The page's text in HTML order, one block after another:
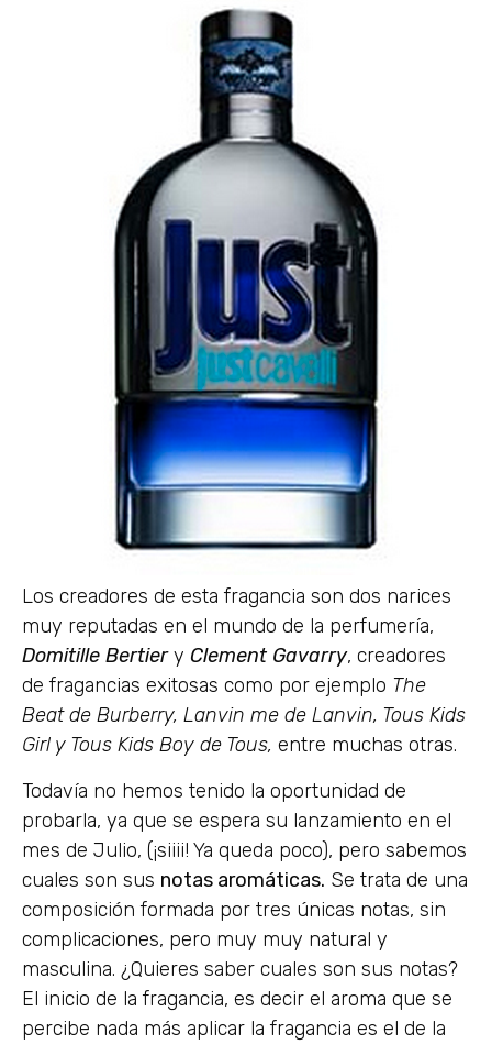
Los creadores de esta fragancia son dos narices
muy reputadas en el mundo de la perfumería,
Domitille Bertiery Clement Gavarry, creadores
de fragancias exitosas como por ejemplo The
Beat de Burberry, Lanvin me de Lanvin, Tous Kids
Girl y Tous Kids Boy de Tous, entre muchas otras.
Todavía no hemos tenido la oportunidad de
probarla, ya que se espera su lanzamiento en el
mes de Julio, (¡siiii! Ya queda poco), pero sabemos
cuales son sus notas aromáticas. Se trata de una
composición formada por tres únicas notas, sin
complicaciones, pero muy muy natural y
masculina. ¿Quieres saber cuales son sus notas?
El inicio de la fragancia, es decir el aroma que se
percibe nada más aplicar la fragancia es el de la